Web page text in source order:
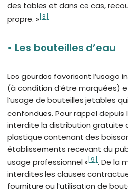
des tables et dans ce cas,
propre. » [8]
• Les bouteilles d’eau
Les gourdes favorisent l’usage
(à condition d’être marquées)
l’usage de bouteilles jetables
confondues. Pour rappel depuis
interdite la distribution gratuite
plastique contenant des
établissements recevant du
usage professionnel » 9] . De la
interdites les clauses
fourniture ou l’utilisation de